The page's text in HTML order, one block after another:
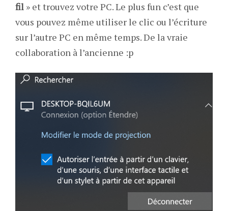
fil » et trouvez votre PC. Le plus fun c’est que
vous pouvez même utiliser le clic ou l’écriture
sur l’autre PC en même temps. De la vraie
collaboration à l’ancienne :p